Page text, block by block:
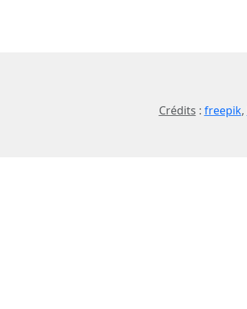
Crédits : freepik,